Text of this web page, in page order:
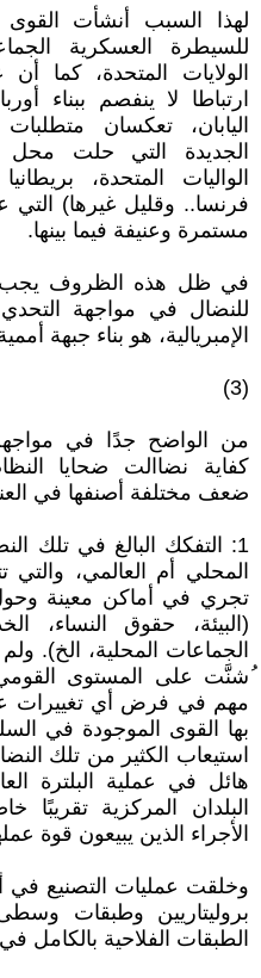
لهذا السبب أنشأت القوى
للسيطرة العسكرية
الولايات المتحدة، كما
ارتباطا لا ينفصم ببناء
اليابان، تعكسان متطلبات
الجديدة التي حلت محل
الواليات المتحدة،
فرنسا.. وقليل غيرها)
مستمرة وعنيفة فيما بينها.
في ظل هذه الظروف يجب
للنضال في مواجهة التحدي
الإمبريالية، هو بناء جبهة
(3)
من الواضح جدًا في
كفاية نضاالت ضحايا
ضعف مختلفة أصنفها في
1: التفكك البالغ في تلك
المحلي أم العالمي،
تجري في أماكن معينة
(البيئة، حقوق النساء،
الجماعات المحلية، الخ).
ُشنَّت على المستوى
مهم في فرض أي تغييرات
بها القوى الموجودة في
استيعاب الكثير من تلك
هائل في عملية البلترة
البلدان المركزية تقريبًا
الأجراء الذين يبيعون قوة
وخلقت عمليات التصنيع في
بروليتاريين وطبقات
الطبقات الفلاحية بالكامل